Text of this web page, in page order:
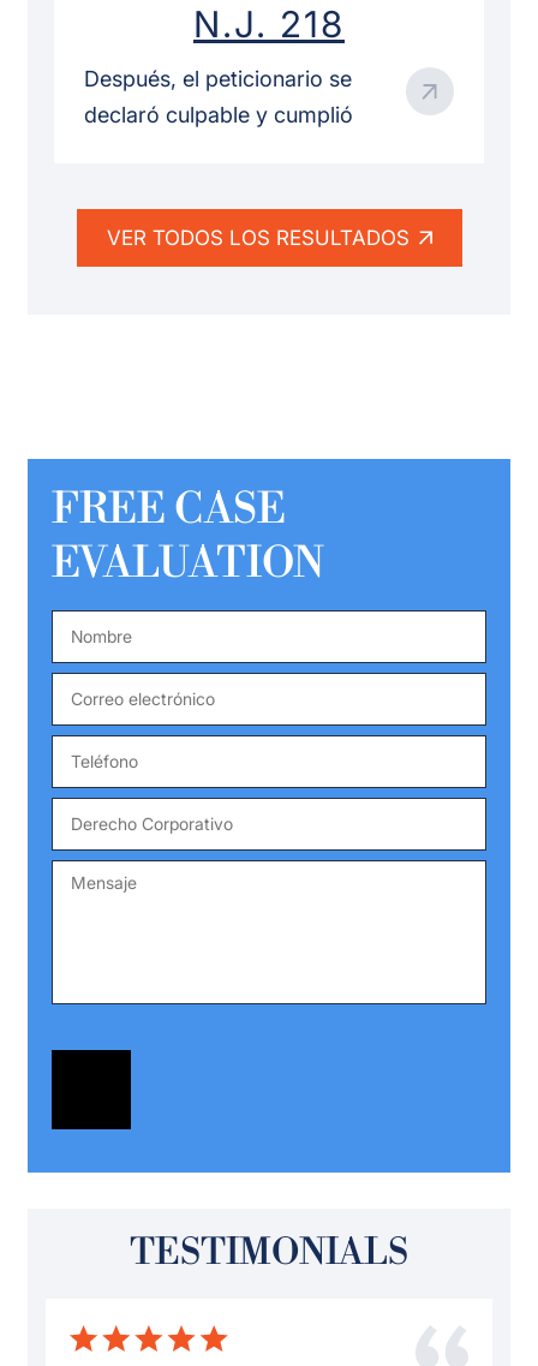
N.J. 218
Después, el peticionario se
declaró culpable y cumplió
VER TODOS LOS RESULTADOS
FREE CASE
EVALUATION
electrónico *
Corporativo
Mensaje
TESTIMONIALS